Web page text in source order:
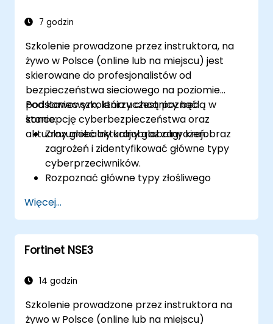
7 godzin
Szkolenie prowadzone przez instruktora, na
żywo w Polsce (online lub na miejscu) jest
skierowane do profesjonalistów od
bezpieczeństwa sieciowego na poziomie
podstawowym, którzy chcą poznać
koncepcję cyberbezpieczeństwa oraz
aktualny globalny krajobraz zagrożeń.
Pod koniec szkolenia uczestnicy będą w
stanie:
Zrozumieć aktualny globalny krajobraz
zagrożeń i zidentyfikować główne typy
cyberprzeciwników.
Rozpoznać główne typy złośliwego
ataków cybernetycznych.
Zrozumieć podstawy bezpieczeństwa
sieciowego oraz znaczenie
wielowarstwowego podejścia do
Poznać Fortinet's Security Fabric i sposób,
cyberbezpieczeństwa.
Więcej...
Fortinet NSE3
14 godzin
Szkolenie prowadzone przez instruktora na
żywo w Polsce (online lub na miejscu)